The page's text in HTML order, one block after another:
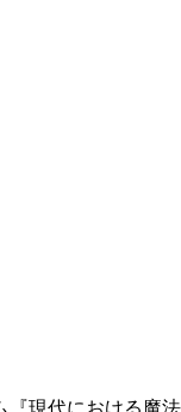
現代における魔